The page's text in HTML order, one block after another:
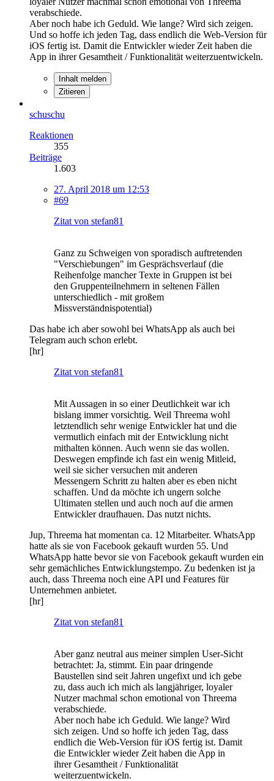
verabschiede.
Aber noch habe ich Geduld. Wie lange? Wird sich zeigen.
Und so hoffe ich jeden Tag, dass endlich die Web-Version für
iOS fertig ist. Damit die Entwickler wieder Zeit haben die
App in ihrer Gesamtheit / Funktionalität weiterzuentwickeln.
Inhalt melden
Zitieren
schuschu
Reaktionen
355
Beiträge
1.603
27. April 2018 um 12:53
#69
Zitat von stefan81
Ganz zu Schweigen von sporadisch auftretenden
"Verschiebungen" im Gesprächsverlauf (die
Reihenfolge mancher Texte in Gruppen ist bei
den Gruppenteilnehmern in seltenen Fällen
unterschiedlich - mit großem
Missverständnispotential)
Das habe ich aber sowohl bei WhatsApp als auch bei
Telegram auch schon erlebt.
[hr]
Zitat von stefan81
Mit Aussagen in so einer Deutlichkeit war ich
bislang immer vorsichtig. Weil Threema wohl
letztendlich sehr wenige Entwickler hat und die
vermutlich einfach mit der Entwicklung nicht
mithalten können. Auch wenn sie das wollen.
Deswegen empfinde ich fast ein wenig Mitleid,
weil sie sicher versuchen mit anderen
Messengern Schritt zu halten aber es eben nicht
schaffen. Und da möchte ich ungern solche
Ultimaten stellen und auch noch auf die armen
Entwickler draufhauen. Das nutzt nichts.
Jup, Threema hat momentan ca. 12 Mitarbeiter. WhatsApp
hatte als sie von Facebook gekauft wurden 55. Und
WhatsApp hatte bevor sie von Facebook gekauft wurden ein
sehr gemächliches Entwicklungstempo. Zu bedenken ist ja
auch, dass Threema noch eine API und Features für
Unternehmen anbietet.
[hr]
Zitat von stefan81
Aber ganz neutral aus meiner simplen User-Sicht
betrachtet: Ja, stimmt. Ein paar dringende
Baustellen sind seit Jahren ungefixt und ich gebe
zu, dass auch ich mich als langjähriger, loyaler
Nutzer machmal schon emotional von Threema
verabschiede.
Aber noch habe ich Geduld. Wie lange? Wird
sich zeigen. Und so hoffe ich jeden Tag, dass
endlich die Web-Version für iOS fertig ist. Damit
die Entwickler wieder Zeit haben die App in
ihrer Gesamtheit / Funktionalität
weiterzuentwickeln.